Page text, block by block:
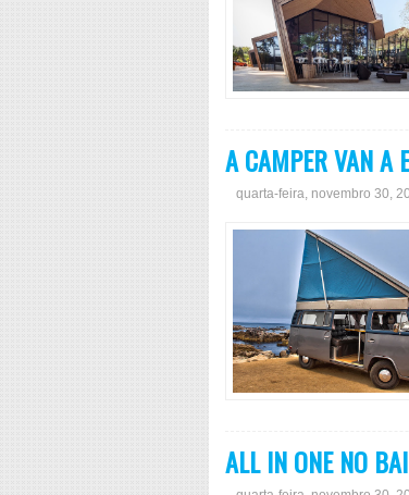
A CAMPER VAN A
quarta-feira, novembro 30,
ALL IN ONE NO